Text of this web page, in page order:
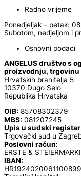
Radno vrijeme
Ponedjeljak – petak:
Subotom, nedjeljom i
Osnovni podaci
ANGELUS društvo s
proizvodnju, trgovinu
Hrvatskih branitelja 5
10370 Dugo Selo
Republika Hrvatska
OIB: 85708302379
MBS: 081207245
Upis u sudski
Trgovački sud u
Poslovni račun:
ERSTE &
IBAN: